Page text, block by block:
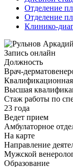
Отделение
Отделение
Клинико-
Запись онлайн
Должность
Врач-
Квалификационная
Высшая
Стаж работы по
23 года
Ведет прием
Амбулаторное
На карте
Направление
Мужской
Образование